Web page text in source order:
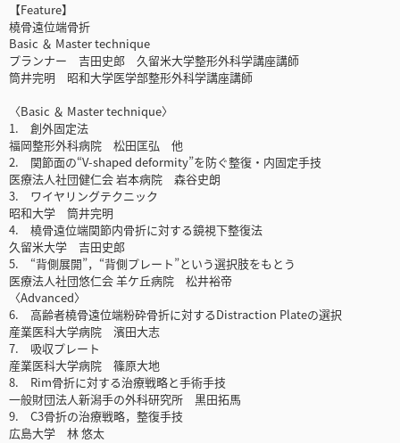
【Feature】
橈骨遠位端骨折
Basic ＆ Master technique
プランナー 吉田史郎 久留米大学整形外科学講座講師
筒井完明 昭和大学医学部整形外科学講座講師
〈Basic ＆ Master technique〉
1. 創外固定法
福岡整形外科病院 松田匡弘 他
2. 関節面の“V-shaped deformity”を防ぐ整復・内固定手技
医療法人社団健仁会 岩本病院 森谷史朗
3. ワイヤリングテクニック
昭和大学 筒井完明
4. 橈骨遠位端関節内骨折に対する鏡視下整復法
久留米大学 吉田史郎
5. “背側展開”，“背側プレート”という選択肢をもとう
医療法人社団悠仁会 羊ケ丘病院 松井裕帝
〈Advanced〉
6. 高齢者橈骨遠位端粉砕骨折に対するDistraction Plateの選択
産業医科大学病院 濱田大志
7. 吸収プレート
産業医科大学病院 篠原大地
8. Rim骨折に対する治療戦略と手術手技
一般財団法人新潟手の外科研究所 黒田拓馬
9. C3骨折の治療戦略，整復手技
広島大学 林 悠太